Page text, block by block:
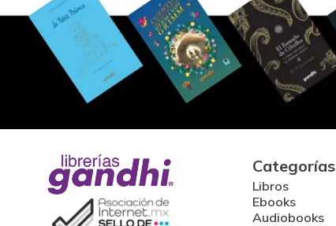
Categorías
Libros
Ebooks
Audiobooks